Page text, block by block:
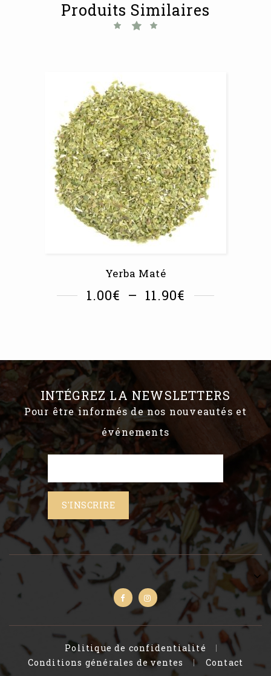
Produits Similaires
Yerba Maté
1.00€ – 11.90€
INTÉGREZ LA NEWSLETTERS
Pour être informés de nos nouveautés et
événements
Politique de confidentialité
Conditions générales de ventes
Contact